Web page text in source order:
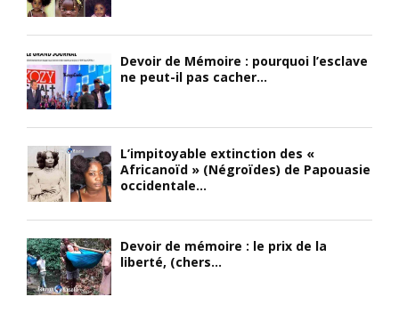
Devoir de Mémoire : pourquoi l’esclave
ne peut-il pas cacher...
L’impitoyable extinction des «
Africanoïd » (Négroïdes) de Papouasie
occidentale...
Devoir de mémoire : le prix de la
liberté, (chers...